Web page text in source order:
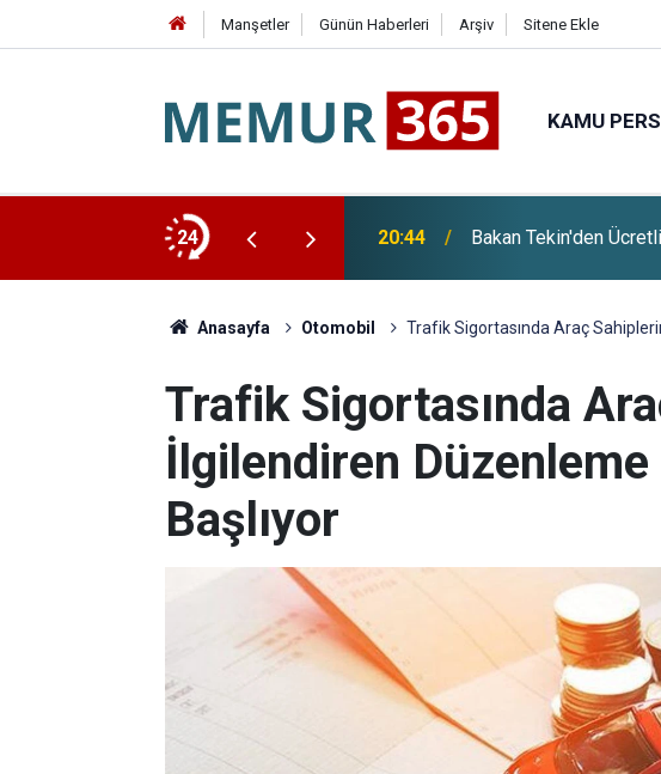
Manşetler Günün Haberleri Arşiv Sitene Ekle
KAMU
24
8 Maddelik Bildiri Yayımlandı 20:44 Bakan Tekin'den
Anasayfa Otomobil Trafik Sigortasında Araç
Trafik Sigortasında
İlgilendiren
Başlıyor